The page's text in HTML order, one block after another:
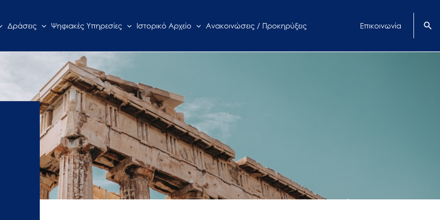
Δράσεις Ψηφιακές Υπηρεσίες Ιστορικό Αρχείο Ανακοινώσεις / Προκηρύξεις Επικοινωνία